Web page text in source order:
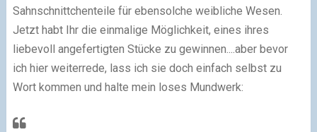
Sahnschnittchenteile für ebensolche weibliche Wesen.
Jetzt habt Ihr die einmalige Möglichkeit, eines ihres
liebevoll angefertigten Stücke zu gewinnen....aber bevor
ich hier weiterrede, lass ich sie doch einfach selbst zu
Wort kommen und halte mein loses Mundwerk: